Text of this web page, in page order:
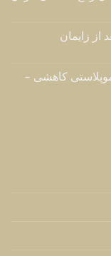
از زایمان
کاهشی –